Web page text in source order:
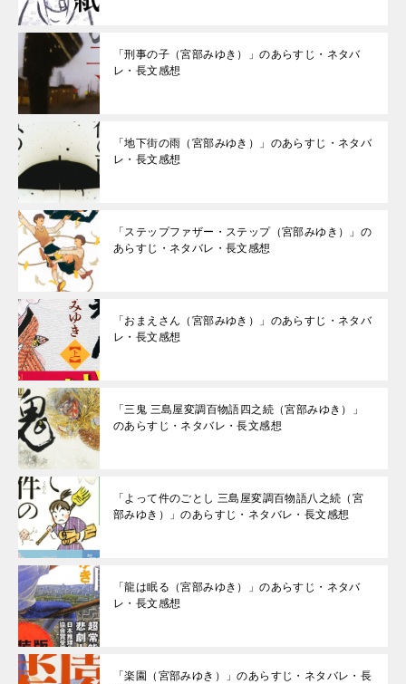
「刑事の子（宮部みゆき）」のあらすじ・ネタバ
レ・長文感想
「地下街の雨（宮部みゆき）」のあらすじ・ネタバ
レ・長文感想
「ステップファザー・ステップ（宮部みゆき）」の
あらすじ・ネタバレ・長文感想
「おまえさん（宮部みゆき）」のあらすじ・ネタバ
レ・長文感想
「三鬼 三島屋変調百物語四之続（宮部みゆき）」
のあらすじ・ネタバレ・長文感想
「よって件のごとし 三島屋変調百物語八之続（宮
部みゆき）」のあらすじ・ネタバレ・長文感想
「龍は眠る（宮部みゆき）」のあらすじ・ネタバ
レ・長文感想
「楽園（宮部みゆき）」のあらすじ・ネタバレ・長